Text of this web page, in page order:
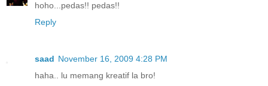
hoho...pedas!! pedas!!
Reply
saad November 16, 2009 4:28 PM
haha.. lu memang kreatif la bro!